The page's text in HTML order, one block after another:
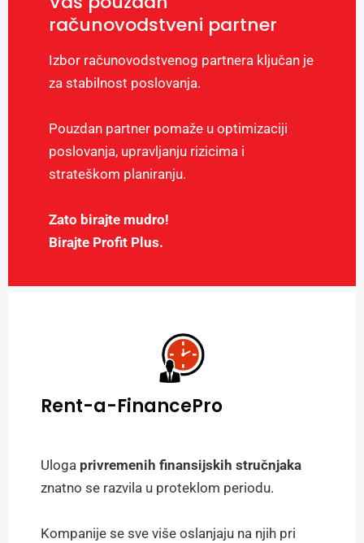
računovodstveni partner
Izbor računovodstvenog partnera ključan je
za stabilnost poslovanja.
Pouzdan partner pomaže u optimizaciji
poslovanja, upravljanju rizicima i
strateškom planiranju.
Zato birajte mudro!
Birajte Profit Plus.
Rent-a-FinancePro
Uloga privremenih finansijskih stručnjaka
znatno se razvila u proteklom periodu.
Kompanije se sve više oslanjaju na njih pri